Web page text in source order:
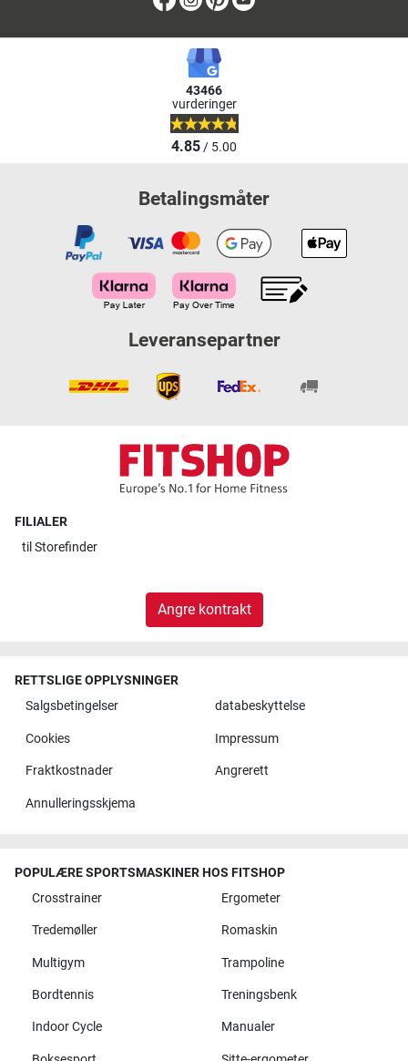
43466
vurderinger
4.85/ 5.00
Betalingsmåter
Leveransepartner
FILIALER
til Storefinder
Angre kontrakt
RETTSLIGE OPPLYSNINGER
Salgsbetingelser
databeskyttelse
Cookies Impressum
Fraktkostnader Angrerett
Annulleringsskjema
POPULÆRE SPORTSMASKINER HOS FITSHOP
Crosstrainer
Ergometer
Tredemøller Romaskin
Multigym Trampoline
Bordtennis Treningsbenk
Indoor Cycle Manualer